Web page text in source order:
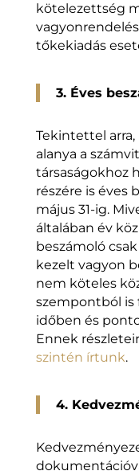
kötelezettség
tőkekiadás
3. Éves
Tekintettel
alanya a
társaságokhoz
részére is éves
május 31-ig.
általában év
beszámoló
kezelt vagyon
nem köteles
szempontból is
időben és
Ennek
szintén írtunk.
4.